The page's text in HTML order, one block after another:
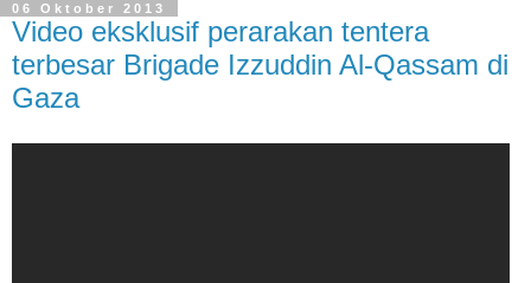
06 Oktober 2013
Video eksklusif perarakan tentera
terbesar Brigade Izzuddin Al-Qassam di
Gaza